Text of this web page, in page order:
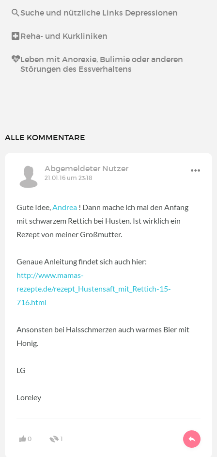
Suche und nützliche Links Depressionen
Reha- und Kurkliniken
Leben mit Anorexie, Bulimie oder anderen
Störungen des Essverhaltens
ALLE KOMMENTARE
Abgemeldeter Nutzer
21.01.16 um 23:18
Gute Idee,Andrea ! Dann mache ich mal den Anfang
mit schwarzem Rettich bei Husten. Ist wirklich ein
Rezept von meiner Großmutter.
Genaue Anleitung findet sich auch hier:
http://www.mamas-
rezepte.de/rezept_Hustensaft_mit_Rettich-15-
716.html
Ansonsten bei Halsschmerzen auch warmes Bier mit
Honig.
LG
Loreley
0 1